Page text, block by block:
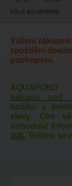
FÓLIE AQUASENSE
Vážení
zpoždění
pochopení.
AQUAPOND
nákupu nad
košíku a
slevy. Čím
dohodou!
306, Tešíme se